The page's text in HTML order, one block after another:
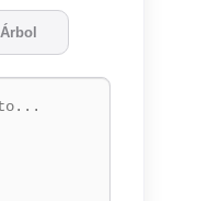
Árbol